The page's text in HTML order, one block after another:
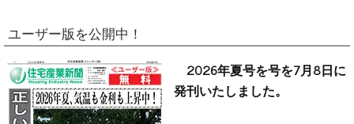
ユーザー版を公開中！
2026年夏号を号を7月8日に
発刊いたしました。